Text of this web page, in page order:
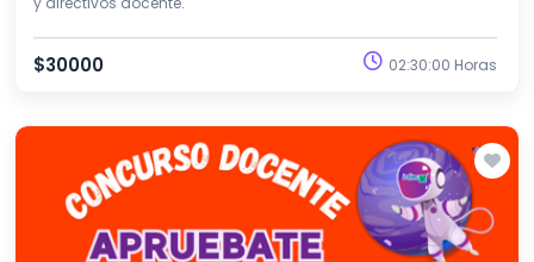
$30000 02:30:00 Horas